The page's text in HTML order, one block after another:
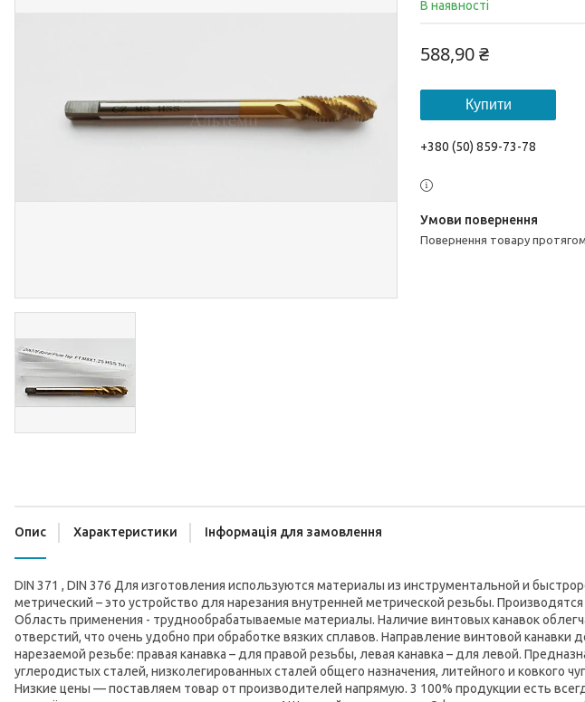
В наявності
588,90 ₴
Купити
+380 (50) 859-73-78
повернення товару
Опис Характеристики Інформація для замовлення
DIN 371 , DIN 376 Для изготовления используются материалы из инструментальной и
метрический – это устройство для нарезания внутренней метрической резьбы. Производятся
Область применения - труднообрабатываемые материалы. Наличие винтовых канавок
отверстий, что очень удобно при обработке вязких сплавов. Направление винтовой канавки
нарезаемой резьбе: правая канавка – для правой резьбы, левая канавка – для левой.
углеродистых сталей, низколегированных сталей общего назначения, литейного и ковкого
Низкие цены — поставляем товар от производителей напрямую. 3 100% продукции есть